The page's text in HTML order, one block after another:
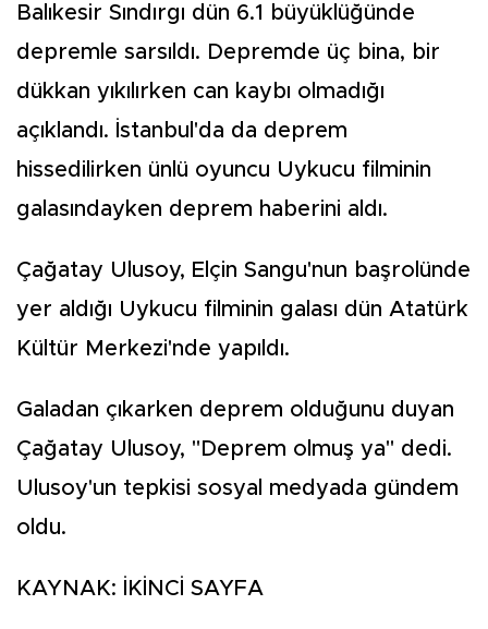
Balıkesir Sındırgı dün 6.1 büyüklüğünde
depremle sarsıldı. Depremde üç bina, bir
dükkan yıkılırken can kaybı olmadığı
açıklandı. İstanbul'da da deprem
hissedilirken ünlü oyuncu Uykucu filminin
galasındayken deprem haberini aldı.
Çağatay Ulusoy, Elçin Sangu'nun başrolünde
yer aldığı Uykucu filminin galası dün Atatürk
Kültür Merkezi'nde yapıldı.
Galadan çıkarken deprem olduğunu duyan
Çağatay Ulusoy, "Deprem olmuş ya" dedi.
Ulusoy'un tepkisi sosyal medyada gündem
oldu.
KAYNAK: İKİNCİ SAYFA